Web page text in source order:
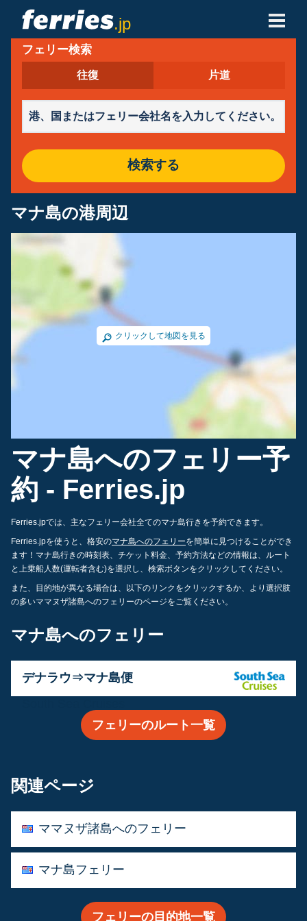
.jp
フェリー会社
フェリーの目的地
港
フェリー検索
往復 片道
検索する
マナ島の港周辺
クリックして地図を見る
マナ島へのフェリー予
約 - Ferries.jp
Ferries.jpでは、主なフェリー会社全てのマナ島行きを予約できます。
Ferries.jpを使うと、格安のマナ島へのフェリーを簡単に見つけることができ
ます！マナ島行きの時刻表、チケット料金、予約方法などの情報は、ルート
と上乗船人数(運転者含む)を選択し、検索ボタンをクリックしてください。
また、目的地が異なる場合は、以下のリンクをクリックするか、より選択肢
の多いママヌザ諸島へのフェリーのページをご覧ください。
マナ島へのフェリー
デナラウ⇒マナ島便
フェリーのルート一覧
関連ページ
ママヌザ諸島へのフェリー
マナ島フェリー
フェリーの目的地一覧